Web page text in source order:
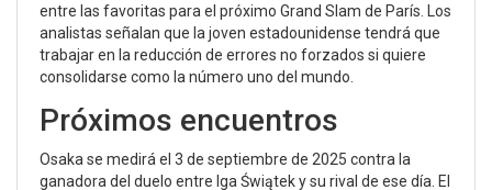
entre las favoritas para el próximo Grand Slam de París. Los
analistas señalan que la joven estadounidense tendrá que
trabajar en la reducción de errores no forzados si quiere
consolidarse como la número uno del mundo.
Próximos encuentros
Osaka se medirá el 3 de septiembre de 2025 contra la
ganadora del duelo entre Iga Świąteky su rival de ese día. El